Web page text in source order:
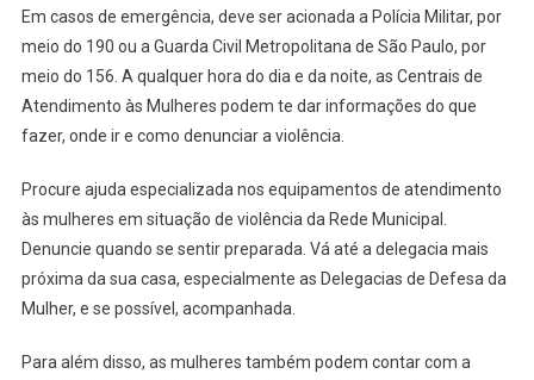
Em casos de emergência, deve ser acionada a Polícia Militar, por
meio do 190 ou a Guarda Civil Metropolitana de São Paulo, por
meio do 156. A qualquer hora do dia e da noite, as Centrais de
Atendimento às Mulheres podem te dar informações do que
fazer, onde ir e como denunciar a violência.
Procure ajuda especializada nos equipamentos de atendimento
às mulheres em situação de violência da Rede Municipal.
Denuncie quando se sentir preparada. Vá até a delegacia mais
próxima da sua casa, especialmente as Delegacias de Defesa da
Mulher, e se possível, acompanhada.
Para além disso, as mulheres também podem contar com a